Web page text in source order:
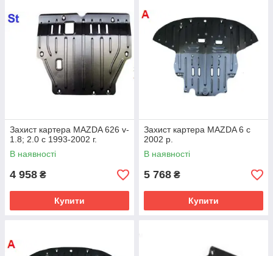
Захист картера MAZDA 626 v-
1.8; 2.0 c 1993-2002 г.
В наявності
4 958 ₴
Купити
Захист картера MAZDA 6 c
2002 р.
В наявності
5 768 ₴
Купити